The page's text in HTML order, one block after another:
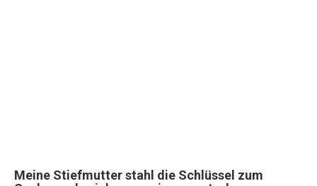
Meine Stiefmutter stahl die Schlüssel zum